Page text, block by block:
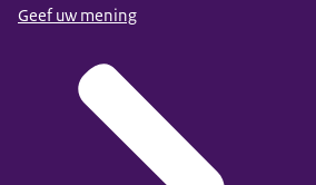
Geef uw mening